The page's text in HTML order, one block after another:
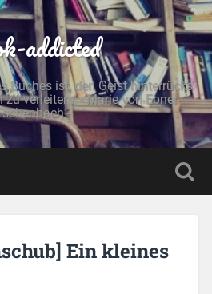
addicted
Buches ist, den Geist hinterrücks
verleiten." - Marie von Ebner-
-
Ein kleines